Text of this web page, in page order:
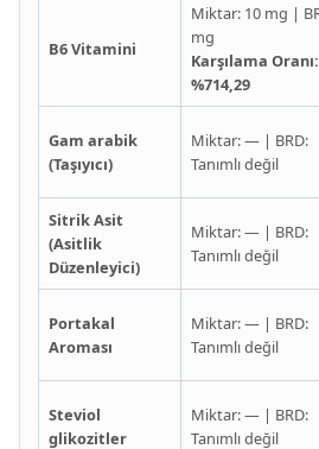
B6 Vitamini
Miktar: 10 mg |
mg
Karşılama Oranı:
%714,29
Gam arabik
(Taşıyıcı)
Miktar: — | BRD:
Tanımlı değil
Sitrik Asit
(Asitlik
Düzenleyici)
Miktar: — | BRD:
Tanımlı değil
Portakal
Aroması
Miktar: — | BRD:
Tanımlı değil
Steviol
glikozitler
Miktar: — | BRD:
Tanımlı değil